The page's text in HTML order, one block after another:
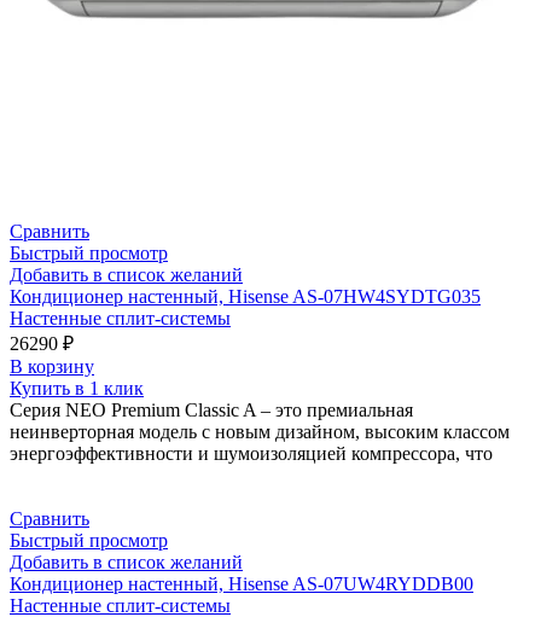
Сравнить
Быстрый просмотр
Добавить в список желаний
Кондиционер настенный, Hisense AS-07HW4SYDTG035
Настенные сплит-системы
26290 ₽
В корзину
Купить в 1 клик
Серия NEO Premium Classic A – это премиальная
неинверторная модель с новым дизайном, высоким классом
энергоэффективности и шумоизоляцией компрессора, что
Сравнить
Быстрый просмотр
Добавить в список желаний
Кондиционер настенный, Hisense AS-07UW4RYDDB00
Настенные сплит-системы